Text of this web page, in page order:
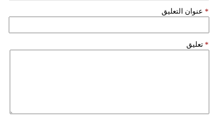
عنوان التعليق *
تعليق *